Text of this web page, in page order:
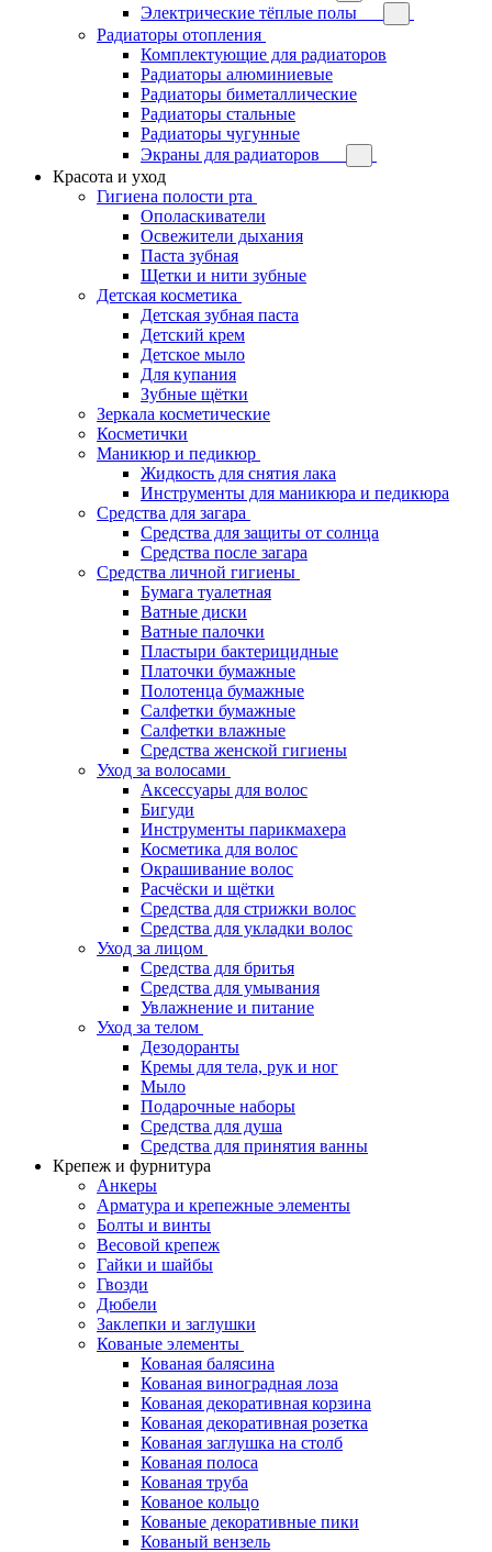
Электрические тёплые полы
Радиаторы отопления
Комплектующие для радиаторов
Радиаторы алюминиевые
Радиаторы биметаллические
Радиаторы стальные
Радиаторы чугунные
Экраны для радиаторов
Красота и уход
Гигиена полости рта
Ополаскиватели
Освежители дыхания
Паста зубная
Щетки и нити зубные
Детская косметика
Детская зубная паста
Детский крем
Детское мыло
Для купания
Зубные щётки
Зеркала косметические
Косметички
Маникюр и педикюр
Жидкость для снятия лака
Инструменты для маникюра и педикюра
Средства для загара
Средства для защиты от солнца
Средства после загара
Средства личной гигиены
Бумага туалетная
Ватные диски
Ватные палочки
Пластыри бактерицидные
Платочки бумажные
Полотенца бумажные
Салфетки бумажные
Салфетки влажные
Средства женской гигиены
Уход за волосами
Аксессуары для волос
Бигуди
Инструменты парикмахера
Косметика для волос
Окрашивание волос
Расчёски и щётки
Средства для стрижки волос
Средства для укладки волос
Уход за лицом
Средства для бритья
Средства для умывания
Увлажнение и питание
Уход за телом
Дезодоранты
Кремы для тела, рук и ног
Мыло
Подарочные наборы
Средства для душа
Средства для принятия ванны
Крепеж и фурнитура
Анкеры
Арматура и крепежные элементы
Болты и винты
Весовой крепеж
Гайки и шайбы
Гвозди
Дюбели
Заклепки и заглушки
Кованые элементы
Кованая балясина
Кованая виноградная лоза
Кованая декоративная корзина
Кованая декоративная розетка
Кованая заглушка на столб
Кованая полоса
Кованая труба
Кованое кольцо
Кованые декоративные пики
Кованый вензель